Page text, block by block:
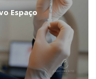
Espaço